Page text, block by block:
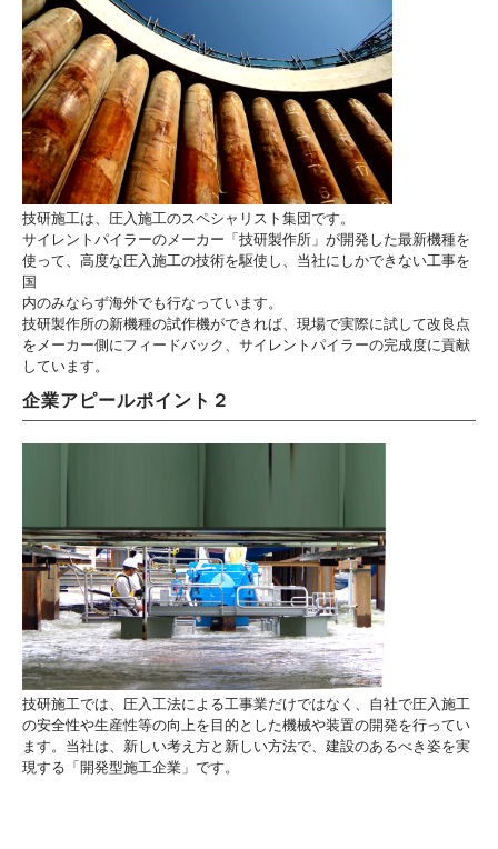
技研施工は、圧入施工のスペシャリスト集団です。
サイレントパイラーのメーカー「技研製作所」が開発した最新機種を
使って、高度な圧入施工の技術を駆使し、当社にしかできない工事を
国
内のみならず海外でも行なっています。
技研製作所の新機種の試作機ができれば、現場で実際に試して改良点
をメーカー側にフィードバック、サイレントパイラーの完成度に貢献
しています。
企業アピールポイント２
技研施工では、圧入工法による工事業だけではなく、自社で圧入施工
の安全性や生産性等の向上を目的とした機械や装置の開発を行ってい
ます。当社は、新しい考え方と新しい方法で、建設のあるべき姿を実
現する「開発型施工企業」です。